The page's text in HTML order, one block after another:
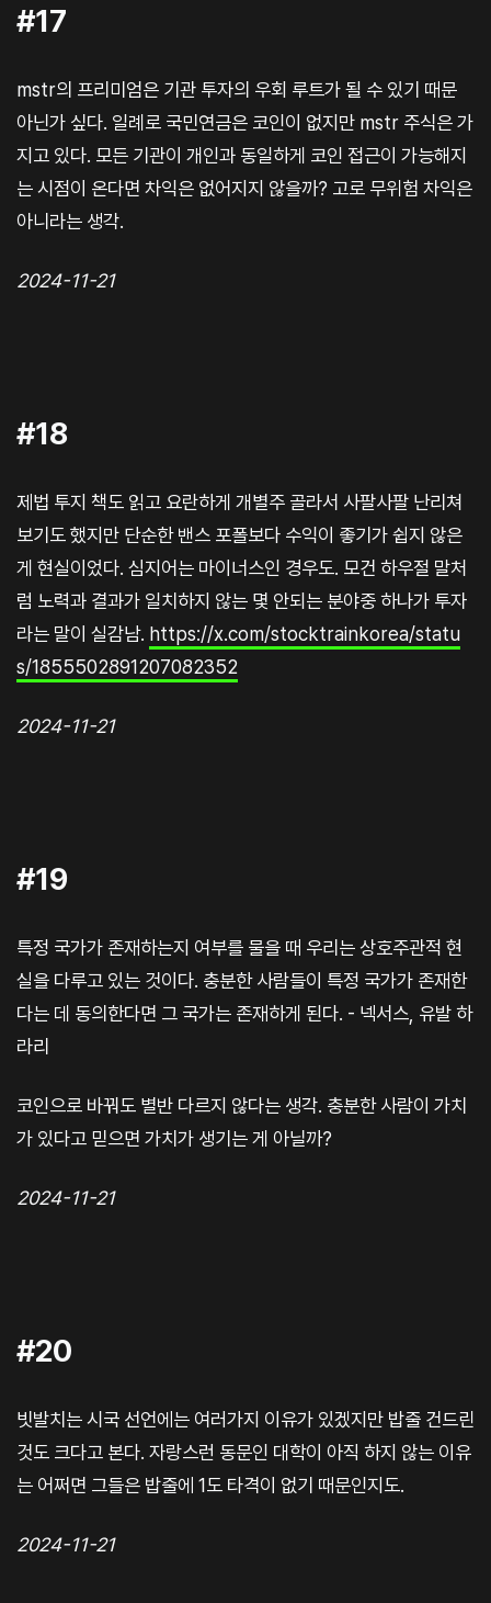
#17
mstr의 프리미엄은 기관 투자의 우회 루트가 될 수 있기 때문
아닌가 싶다. 일례로 국민연금은 코인이 없지만 mstr 주식은 가
지고 있다. 모든 기관이 개인과 동일하게 코인 접근이 가능해지
는 시점이 온다면 차익은 없어지지 않을까? 고로 무위험 차익은
아니라는 생각.
2024-11-21
#18
제법 투지 책도 읽고 요란하게 개별주 골라서 사팔사팔 난리쳐
보기도 했지만 단순한 밴스 포폴보다 수익이 좋기가 쉽지 않은
게 현실이었다. 심지어는 마이너스인 경우도. 모건 하우절 말처
럼 노력과 결과가 일치하지 않는 몇 안되는 분야중 하나가 투자
라는 말이 실감남. https://x.com/stocktrainkorea/statu
s/1855502891207082352
2024-11-21
#19
특정 국가가 존재하는지 여부를 물을 때 우리는 상호주관적 현
실을 다루고 있는 것이다. 충분한 사람들이 특정 국가가 존재한
다는 데 동의한다면 그 국가는 존재하게 된다. - 넥서스, 유발 하
라리
코인으로 바꿔도 별반 다르지 않다는 생각. 충분한 사람이 가치
가 있다고 믿으면 가치가 생기는 게 아닐까?
2024-11-21
#20
빗발치는 시국 선언에는 여러가지 이유가 있겠지만 밥줄 건드린
것도 크다고 본다. 자랑스런 동문인 대학이 아직 하지 않는 이유
는 어쩌면 그들은 밥줄에 1도 타격이 없기 때문인지도.
2024-11-21